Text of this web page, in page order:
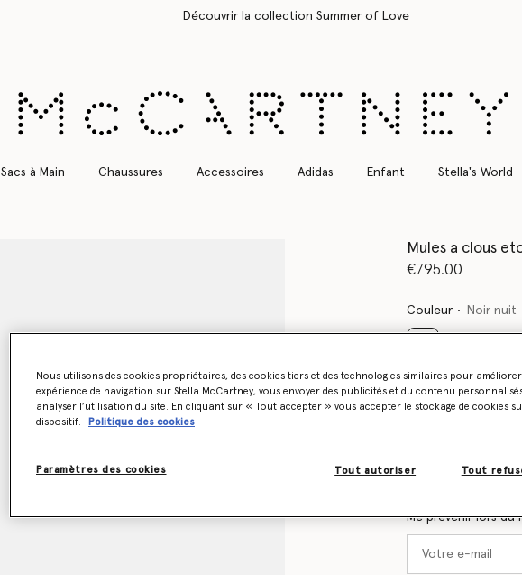
Livraison Express gratuite sur toutes les commandes
Sacs à Main Chaussures Accessoires Adidas Enfant Stella's World
Mules a clous
€795.00
Couleur Noir nuit
Soyez
Me prévenir lors
Nous utilisons des cookies propriétaires, des cookies tiers et des technologies similaires pour
expérience de navigation sur Stella McCartney, vous envoyer des publicités et du contenu
analyser l’utilisation du site. En cliquant sur « Tout accepter » vous accepter le stockage de cookies
dispositif.
Politique des cookies
Paramètres des cookies Tout
Tout autoriser